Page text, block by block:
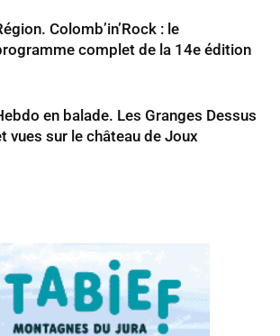
Colomb’in’Rock : le
complet de la 14e édition
en balade. Les Granges Dessus
vues sur le château de Joux